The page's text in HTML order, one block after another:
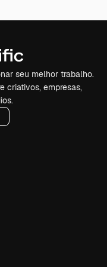
seu melhor trabalho.
criativos, empresas,